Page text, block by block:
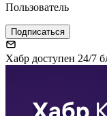
Пользователь
Подписаться
Хабр доступен 24/7